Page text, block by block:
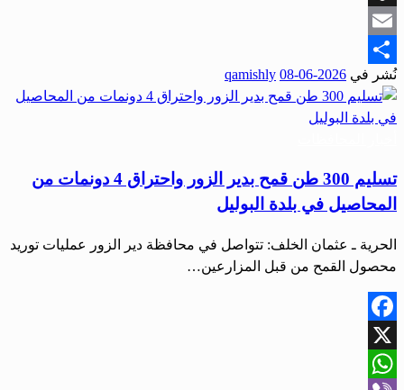
Snapchat
Email
Share
نُشر في 2026-06-08
qamishly
تسليم 300 طن قمح بدير الزور واحتراق 4 دونمات من
المحاصيل في بلدة البوليل
الحرية ـ عثمان الخلف: تتواصل في محافظة دير الزور عمليات توريد
محصول القمح من قبل المزارعين…
Facebook
X